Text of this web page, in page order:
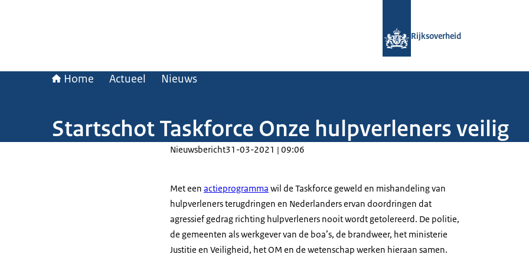
Rijksoverheid
Home Actueel Nieuws
Startschot Taskforce Onze hulpverleners veilig
Nieuwsbericht31-03-2021 | 09:06
Met een actieprogramma wil de Taskforce geweld en mishandeling van
hulpverleners terugdringen en Nederlanders ervan doordringen dat
agressief gedrag richting hulpverleners nooit wordt getolereerd. De politie,
de gemeenten als werkgever van de boa’s, de brandweer, het ministerie
Justitie en Veiligheid, het OM en de wetenschap werken hieraan samen.